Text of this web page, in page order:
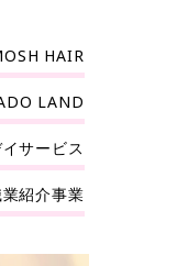
HAIR
LAND
サービス
紹介事業